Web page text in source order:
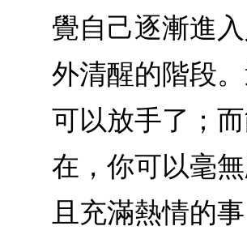
覺自己逐漸進
外清醒的階段
可以放手了；
在，你可以毫
且充滿熱情的